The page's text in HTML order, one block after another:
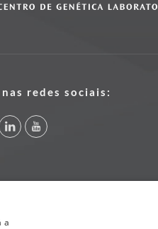
redes sociais:
a